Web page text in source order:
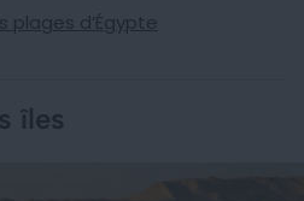
plages d’Égypte
îles